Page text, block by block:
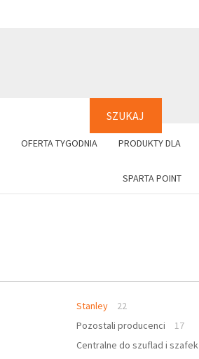
SZUKAJ
OFERTA TYGODNIA PRODUKTY DLA
SPARTA POINT
Stanley
22
Pozostali producenci
17
Centralne do szuflad i szafek